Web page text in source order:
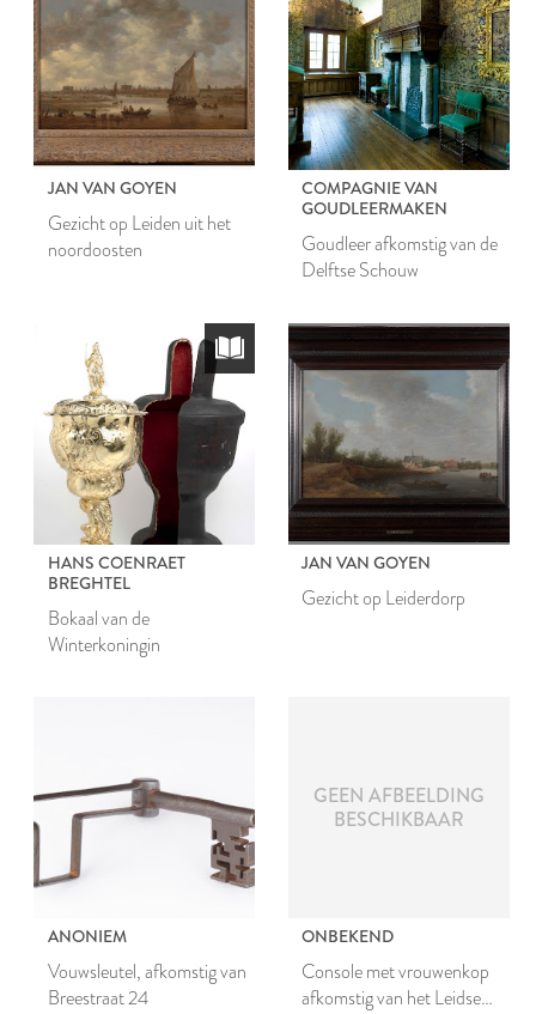
JAN VAN GOYEN
Gezicht op Leiden uit het
noordoosten
COMPAGNIE VAN
GOUDLEERMAKEN
Goudleer afkomstig van de
Delftse Schouw
HANS COENRAET
BREGHTEL
Bokaal van de
Winterkoningin
JAN VAN GOYEN
Gezicht op Leiderdorp
ANONIEM
Vouwsleutel, afkomstig van
Breestraat 24
GEEN AFBEELDING
BESCHIKBAAR
ONBEKEND
Console met vrouwenkop
afkomstig van het Leidse